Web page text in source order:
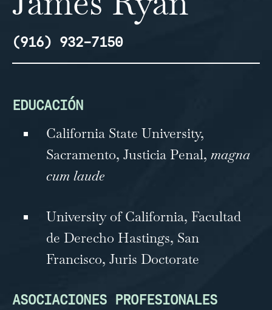
(916) 932-7150
EDUCACIÓN
California State University,
Sacramento, Justicia Penal, magna
cum laude
University of California, Facultad
de Derecho Hastings, San
Francisco, Juris Doctorate
ASOCIACIONES PROFESIONALES